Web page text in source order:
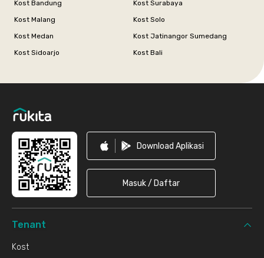
Kost Bandung
Kost Surabaya
Kost Malang
Kost Solo
Kost Medan
Kost Jatinangor Sumedang
Kost Sidoarjo
Kost Bali
Download Aplikasi
Masuk / Daftar
Tenant
Kost